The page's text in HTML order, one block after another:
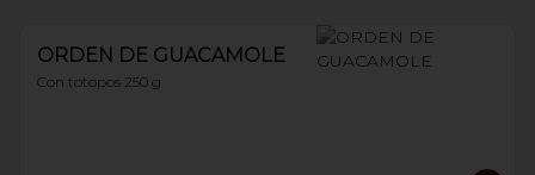
ORDEN DE GUACAMOLE
Con totopos 250 g